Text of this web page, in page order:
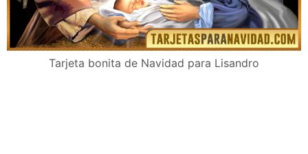
Tarjeta bonita de Navidad para Lisandro